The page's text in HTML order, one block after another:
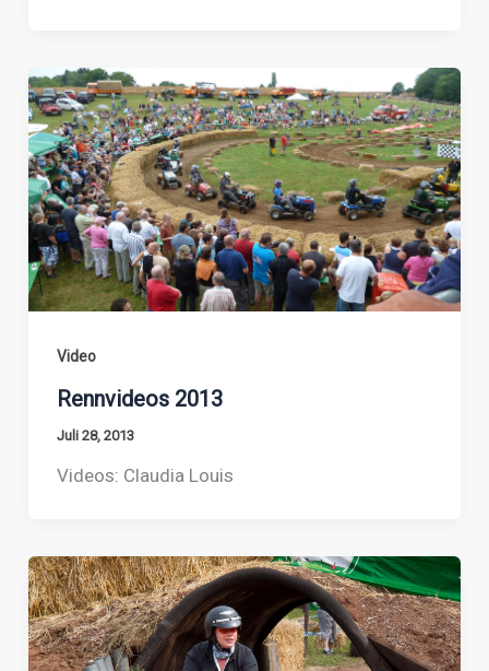
Video
Rennvideos 2013
Juli 28, 2013
Videos: Claudia Louis